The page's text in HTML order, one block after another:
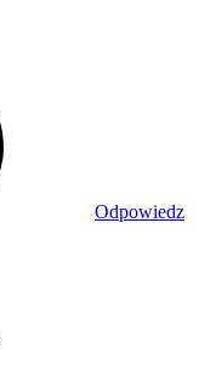
Odpowiedz